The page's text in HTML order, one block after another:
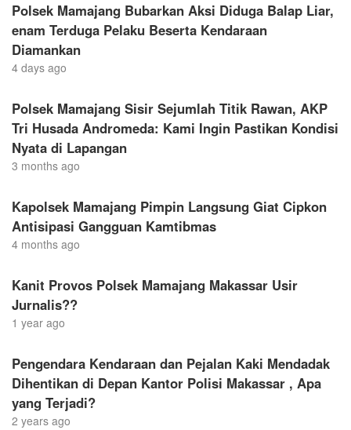
Polsek Mamajang Bubarkan Aksi Diduga Balap Liar,
enam Terduga Pelaku Beserta Kendaraan
Diamankan
4 days ago
Polsek Mamajang Sisir Sejumlah Titik Rawan, AKP
Tri Husada Andromeda: Kami Ingin Pastikan Kondisi
Nyata di Lapangan
3 months ago
Kapolsek Mamajang Pimpin Langsung Giat Cipkon
Antisipasi Gangguan Kamtibmas
4 months ago
Kanit Provos Polsek Mamajang Makassar Usir
Jurnalis??
1 year ago
Pengendara Kendaraan dan Pejalan Kaki Mendadak
Dihentikan di Depan Kantor Polisi Makassar , Apa
yang Terjadi?
2 years ago